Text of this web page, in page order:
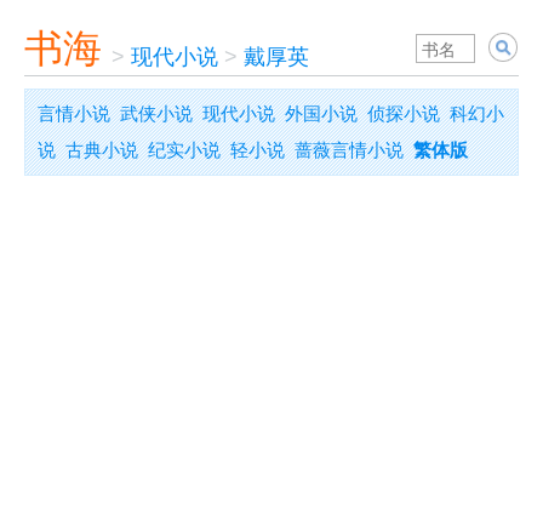
书海 > 现代小说 > 戴厚英
言情小说 武侠小说 现代小说 外国小说 侦探小说 科幻小
说 古典小说 纪实小说 轻小说 蔷薇言情小说 繁体版